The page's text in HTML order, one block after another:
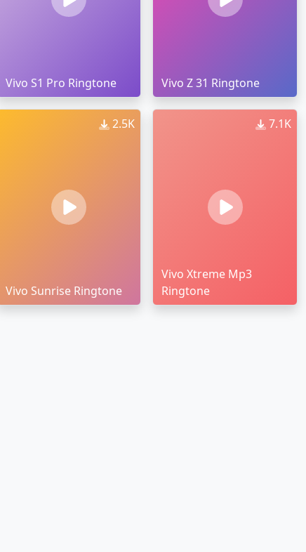
Vivo S1 Pro Ringtone Vivo Z 31 Ringtone
2.5K
Vivo Sunrise Ringtone
7.1K
Vivo Xtreme Mp3
Ringtone